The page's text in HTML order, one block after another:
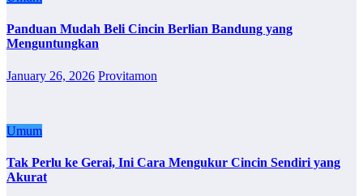
Panduan Mudah Beli Cincin Berlian Bandung yang
Menguntungkan
January 26, 2026 Provitamon
Umum
Tak Perlu ke Gerai, Ini Cara Mengukur Cincin Sendiri yang
Akurat